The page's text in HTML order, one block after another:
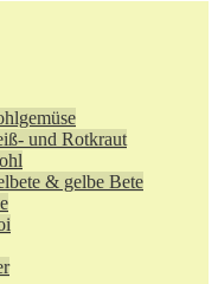
und Rotkraut
& gelbe Bete